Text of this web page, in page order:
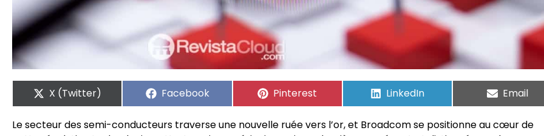
X (Twitter) Facebook Pinterest LinkedIn Email
Le secteur des semi-conducteurs traverse une nouvelle ruée vers l’or, et Broadcom se positionne au cœur de